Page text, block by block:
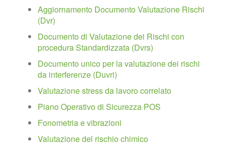
Aggiornamento Documento Valutazione Rischi
(Dvr)
Documento di Valutazione dei Rischi con
procedura Standardizzata (Dvrs)
Documento unico per la valutazione dei rischi
da interferenze (Duvri)
Valutazione stress da lavoro correlato
Piano Operativo di Sicurezza POS
Fonometria e vibrazioni
Valutazione del rischio chimico